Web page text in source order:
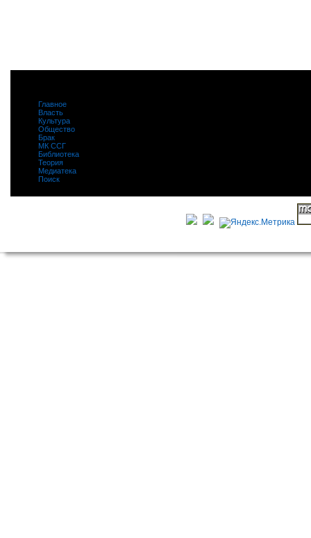
Главное
Власть
Культура
Общество
Брак
МК ССГ
Библиотека
Теория
Медиатека
Поиск